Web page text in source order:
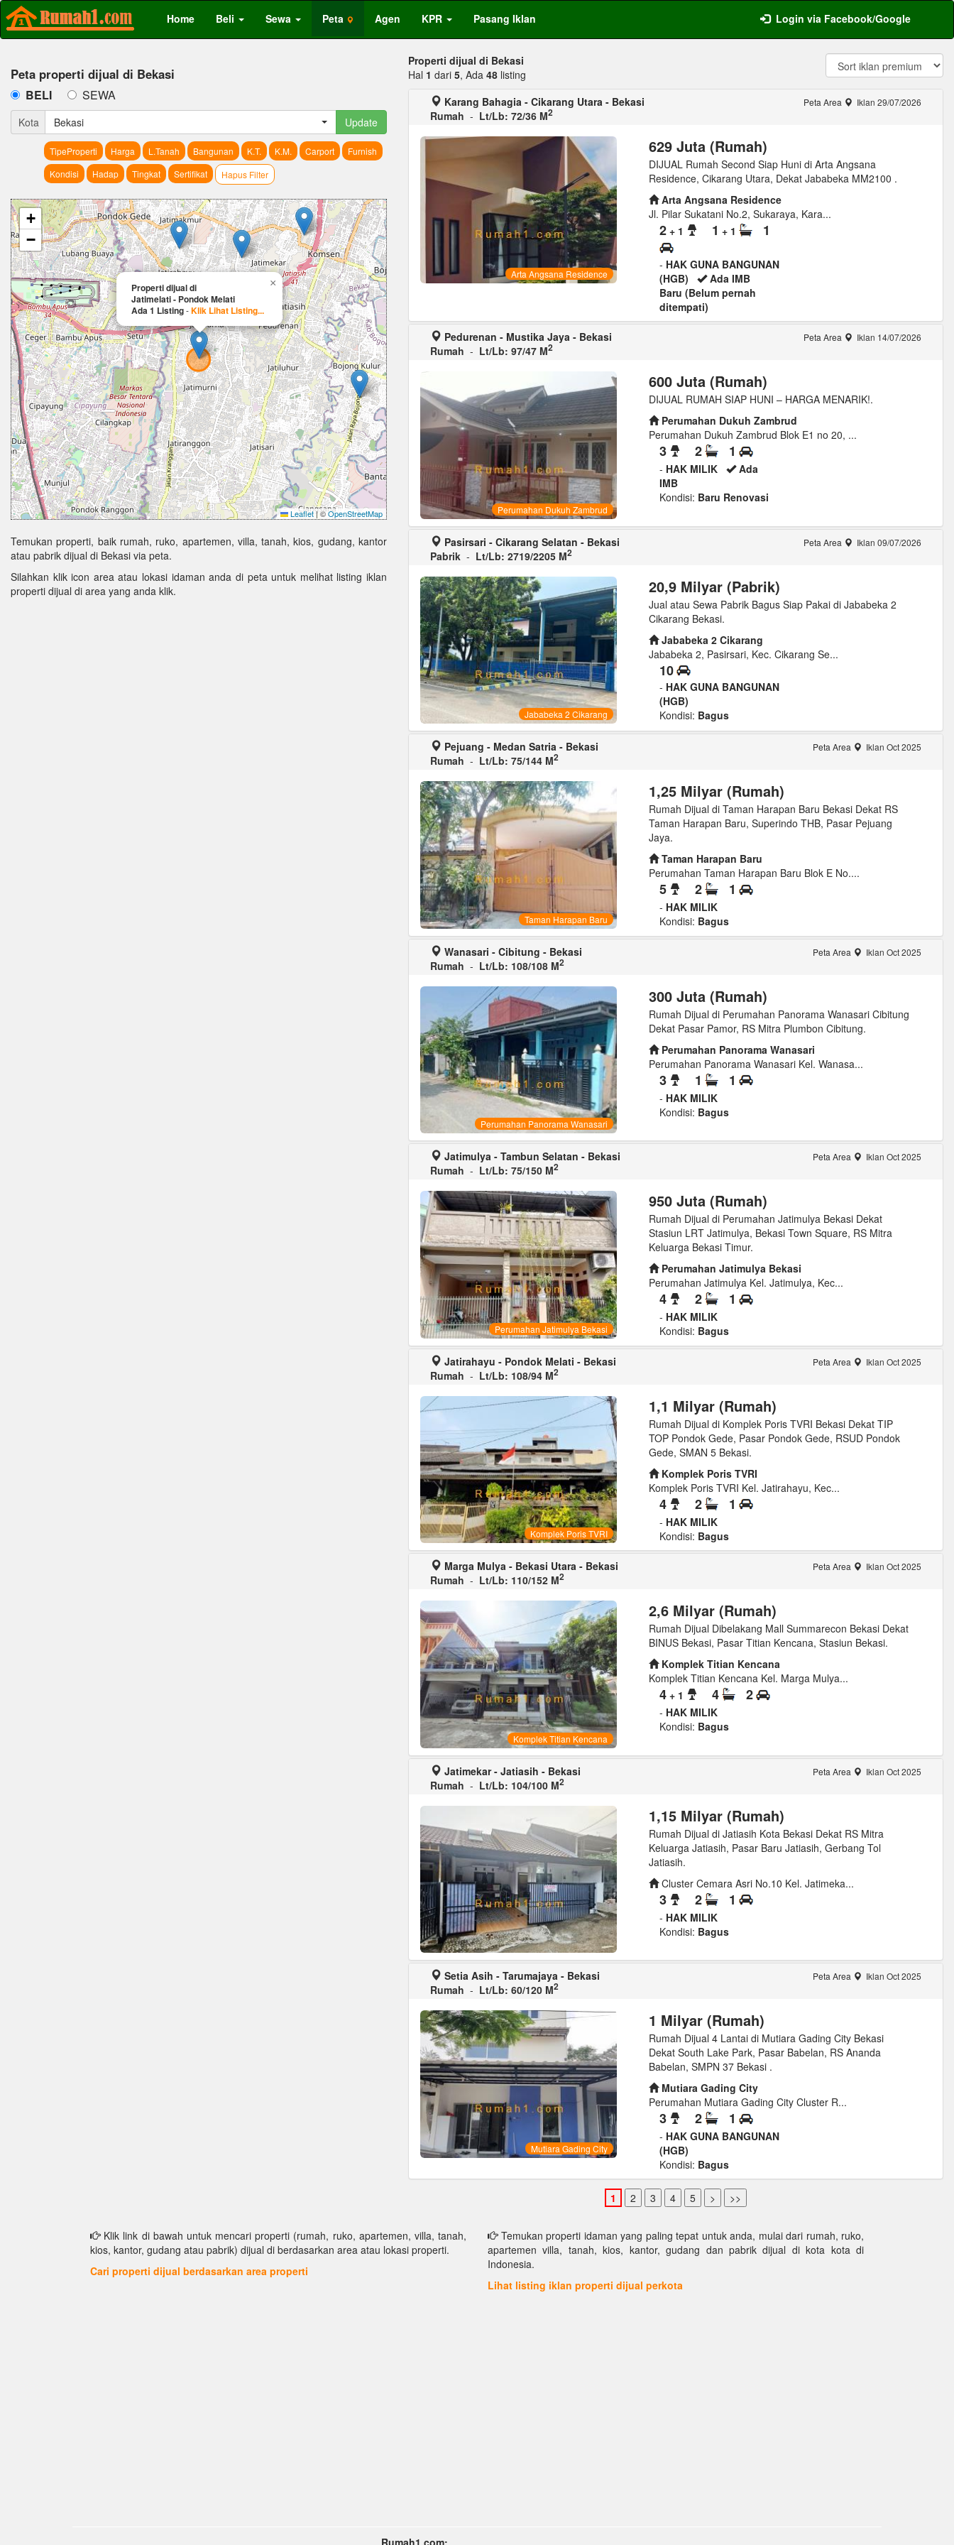
Home Beli Sewa Peta Agen KPR Pasang Iklan Login via Facebook/Google
Peta properti dijual di Bekasi
BELI SEWA
Kota Bekasi Update
TipeProperti Harga L.Tanah Bangunan K.T. K.M. Carport
Furnish
Kondisi
Hadap Tingkat Sertifikat Hapus Filter
Properti dijual di
Jatimelati - Pondok Melati
Ada 1 Listing-Klik Lihat Listing...
×
+
−
Leaflet|©OpenStreetMap
Temukan properti, baik rumah, ruko, apartemen, villa, tanah, kios, gudang, kantor
atau pabrik dijual di Bekasi via peta.
Silahkan klik icon area atau lokasi idaman anda di peta untuk melihat listing iklan
properti dijual di area yang anda klik.
Properti dijual di Bekasi
Hal 1 dari 5, Ada 48 listing
Karang Bahagia - Cikarang Utara - Bekasi
Rumah - Lt/Lb: 72/36 M2
Peta Area Iklan 29/07/2026
Arta Angsana Residence
629 Juta (Rumah)
DIJUAL Rumah Second Siap Huni di Arta Angsana
Residence, Cikarang Utara, Dekat Jababeka MM2100 .
Arta Angsana Residence
Jl. Pilar Sukatani No.2, Sukaraya, Kara...
2 + 1 1 + 1 1
- HAK GUNA BANGUNAN
(HGB)
Ada IMB
Baru (Belum pernah
ditempati)
Pedurenan - Mustika Jaya - Bekasi
Rumah - Lt/Lb: 97/47 M2
Peta Area Iklan 14/07/2026
Perumahan Dukuh Zambrud
600 Juta (Rumah)
DIJUAL RUMAH SIAP HUNI – HARGA MENARIK!.
Perumahan Dukuh Zambrud
Perumahan Dukuh Zambrud Blok E1 no 20, ...
3 2 1
- HAK MILIK
Ada
IMB
Kondisi: Baru Renovasi
Pasirsari - Cikarang Selatan - Bekasi
Pabrik - Lt/Lb: 2719/2205 M2
Peta Area Iklan 09/07/2026
Jababeka 2 Cikarang
20,9 Milyar (Pabrik)
Jual atau Sewa Pabrik Bagus Siap Pakai di Jababeka 2
Cikarang Bekasi.
Jababeka 2 Cikarang
Jababeka 2, Pasirsari, Kec. Cikarang Se...
10
- HAK GUNA BANGUNAN
(HGB)
Kondisi: Bagus
Pejuang - Medan Satria - Bekasi
Rumah - Lt/Lb: 75/144 M2
Peta Area Iklan Oct 2025
Taman Harapan Baru
1,25 Milyar (Rumah)
Rumah Dijual di Taman Harapan Baru Bekasi Dekat RS
Taman Harapan Baru, Superindo THB, Pasar Pejuang
Jaya.
Taman Harapan Baru
Perumahan Taman Harapan Baru Blok E No....
5 2 1
- HAK MILIK
Kondisi: Bagus
Wanasari - Cibitung - Bekasi
Rumah - Lt/Lb: 108/108 M2
Peta Area Iklan Oct 2025
Perumahan Panorama Wanasari
300 Juta (Rumah)
Rumah Dijual di Perumahan Panorama Wanasari Cibitung
Dekat Pasar Pamor, RS Mitra Plumbon Cibitung.
Perumahan Panorama Wanasari
Perumahan Panorama Wanasari Kel. Wanasa...
3 1 1
- HAK MILIK
Kondisi: Bagus
Jatimulya - Tambun Selatan - Bekasi
Rumah - Lt/Lb: 75/150 M2
Peta Area Iklan Oct 2025
Perumahan Jatimulya Bekasi
950 Juta (Rumah)
Rumah Dijual di Perumahan Jatimulya Bekasi Dekat
Stasiun LRT Jatimulya, Bekasi Town Square, RS Mitra
Keluarga Bekasi Timur.
Perumahan Jatimulya Bekasi
Perumahan Jatimulya Kel. Jatimulya, Kec...
4 2 1
- HAK MILIK
Kondisi: Bagus
Jatirahayu - Pondok Melati - Bekasi
Rumah - Lt/Lb: 108/94 M2
Peta Area Iklan Oct 2025
Komplek Poris TVRI
1,1 Milyar (Rumah)
Rumah Dijual di Komplek Poris TVRI Bekasi Dekat TIP
TOP Pondok Gede, Pasar Pondok Gede, RSUD Pondok
Gede, SMAN 5 Bekasi.
Komplek Poris TVRI
Komplek Poris TVRI Kel. Jatirahayu, Kec...
4 2 1
- HAK MILIK
Kondisi: Bagus
Marga Mulya - Bekasi Utara - Bekasi
Rumah - Lt/Lb: 110/152 M2
Peta Area Iklan Oct 2025
Komplek Titian Kencana
2,6 Milyar (Rumah)
Rumah Dijual Dibelakang Mall Summarecon Bekasi Dekat
BINUS Bekasi, Pasar Titian Kencana, Stasiun Bekasi.
Komplek Titian Kencana
Komplek Titian Kencana Kel. Marga Mulya...
4 + 1 4 2
- HAK MILIK
Kondisi: Bagus
Jatimekar - Jatiasih - Bekasi
Rumah - Lt/Lb: 104/100 M2
Peta Area Iklan Oct 2025
1,15 Milyar (Rumah)
Rumah Dijual di Jatiasih Kota Bekasi Dekat RS Mitra
Keluarga Jatiasih, Pasar Baru Jatiasih, Gerbang Tol
Jatiasih.
Cluster Cemara Asri No.10 Kel. Jatimeka...
3 2 1
- HAK MILIK
Kondisi: Bagus
Setia Asih - Tarumajaya - Bekasi
Rumah - Lt/Lb: 60/120 M2
Peta Area Iklan Oct 2025
Mutiara Gading City
1 Milyar (Rumah)
Rumah Dijual 4 Lantai di Mutiara Gading City Bekasi
Dekat South Lake Park, Pasar Babelan, RS Ananda
Babelan, SMPN 37 Bekasi .
Mutiara Gading City
Perumahan Mutiara Gading City Cluster R...
3 2 1
- HAK GUNA BANGUNAN
(HGB)
Kondisi: Bagus
Klik link di bawah untuk mencari properti (rumah, ruko, apartemen, villa, tanah,
kios, kantor, gudang atau pabrik) dijual di berdasarkan area atau lokasi properti.
Cari properti dijual berdasarkan area properti
Temukan properti idaman yang paling tepat untuk anda, mulai dari rumah, ruko,
apartemen villa, tanah, kios, kantor, gudang dan pabrik dijual di kota kota di
Indonesia.
Lihat listing iklan properti dijual perkota